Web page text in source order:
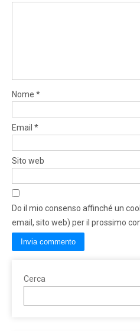
Nome *
Email *
Sito web
Do il mio consenso affinché un
email, sito web) per il prossimo
Cerca